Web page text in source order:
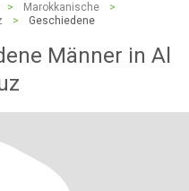
> Marokkanische
>
> Geschiedene
Männer in Al